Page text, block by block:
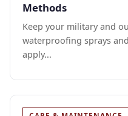
Methods
Keep your military and
waterproofing sprays
apply...